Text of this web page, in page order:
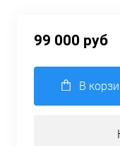
99 000 руб
В